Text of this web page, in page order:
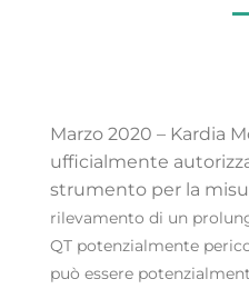
Marzo 2020 – Kardia
ufficialmente
strumento per la
rilevamento di un
QT potenzialmente
può essere